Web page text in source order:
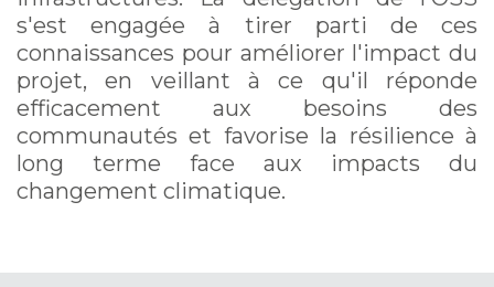
s'est engagée à tirer parti de ces
connaissances pour améliorer l'impact du
projet, en veillant à ce qu'il réponde
efficacement aux besoins des
communautés et favorise la résilience à
long terme face aux impacts du
changement climatique.